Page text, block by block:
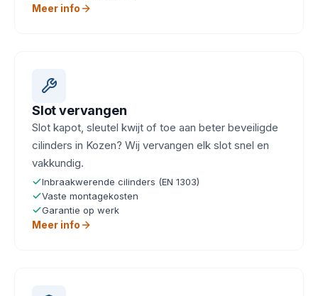
Meer info
Slot vervangen
Slot kapot, sleutel kwijt of toe aan beter beveiligde
cilinders in Kozen? Wij vervangen elk slot snel en
vakkundig.
Inbraakwerende cilinders (EN 1303)
Vaste montagekosten
Garantie op werk
Meer info